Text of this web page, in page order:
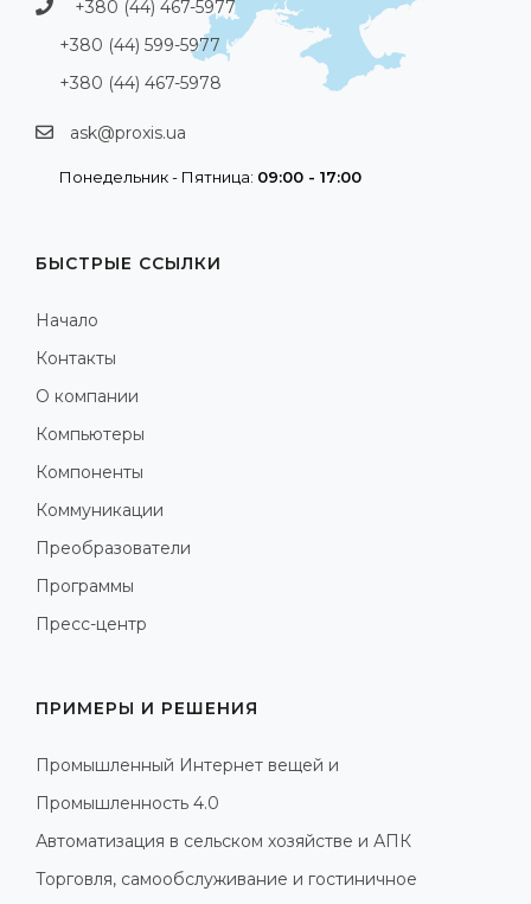
+380 (44) 467-5977
+380 (44) 599-5977
+380 (44) 467-5978
ask@proxis.ua
Понедельник - Пятница: 09:00 - 17:00
БЫСТРЫЕ ССЫЛКИ
Начало
Контакты
О компании
Компьютеры
Компоненты
Коммуникации
Преобразователи
Программы
Пресс-центр
ПРИМЕРЫ И РЕШЕНИЯ
Промышленный Интернет вещей и
Промышленность 4.0
Автоматизация в сельском хозяйстве и АПК
Торговля, самообслуживание и гостиничное